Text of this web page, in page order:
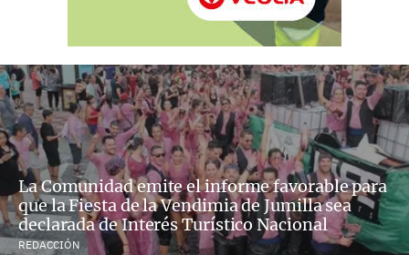
La Comunidad emite el informe favorable para
que la Fiesta de la Vendimia de Jumilla sea
declarada de Interés Turístico Nacional
REDACCIÓN